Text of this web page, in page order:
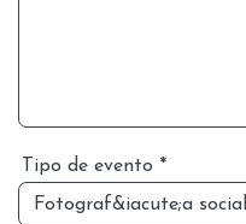
Tipo de evento *